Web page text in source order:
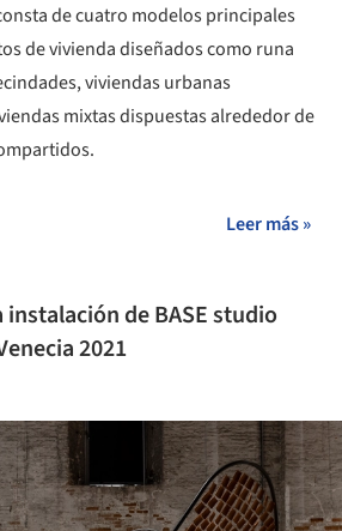
de cuatro modelos principales
de vivienda diseñados como runa
viviendas urbanas
mixtas dispuestas alrededor de
Leer más »
instalación de BASE studio
2021